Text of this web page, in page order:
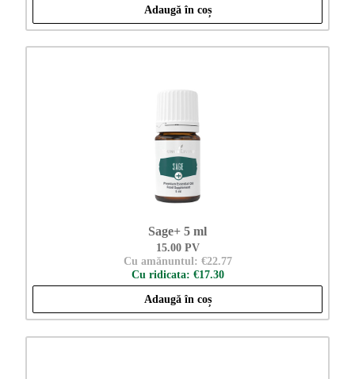
Adaugă în coș
Sage+ 5 ml
15.00 PV
Cu amănuntul: €22.77
Cu ridicata: €17.30
Adaugă în coș